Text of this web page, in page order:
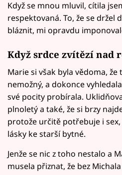
Když se mnou mluvil, cítila
respektovaná. To, že se držel
bláznit, mi opravdu
Když srdce zvítězí nad
Marie si však byla vědoma,
nemožný, a dokonce
své pocity probírala.
plnoletý a také, že si brzy
protože určitě potřebuje i
lásky ke starší bytné.
Jenže se nic z toho nestalo a
musela přiznat, že bez